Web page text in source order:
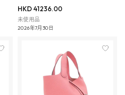
HKD 41236.00
未使用品
2026年7月30日